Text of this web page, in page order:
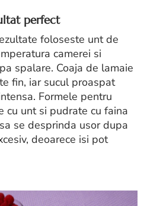
perfect
foloseste unt de
camerei si
spalare. Coaja de lamaie
fin, iar sucul proaspat
Formele pentru
cu unt si pudrate cu faina
se desprinda usor dupa
deoarece isi pot